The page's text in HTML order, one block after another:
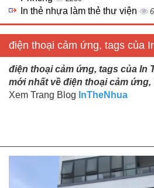
In thẻ nhựa làm thẻ thư viện
điện thoại cảm ứng, tags của
điện thoại cảm ứng, tags của In
mới nhất về điện thoại cảm ứng,
Xem Trang Blog InTheNhua